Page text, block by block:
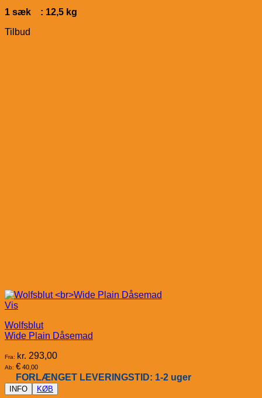
1 sæk : 12,5 kg
Tilbud
Vis
Wolfsblut
Wide Plain Dåsemad
Fra: kr. 293,00
Ab: € 40,00
FORLÆNGET LEVERINGSTID: 1-2 uger
INFO KØB